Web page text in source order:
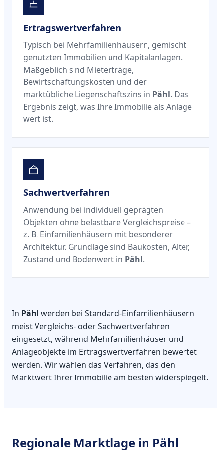
Ertragswertverfahren
Typisch bei Mehrfamilienhäusern, gemischt
genutzten Immobilien und Kapitalanlagen.
Maßgeblich sind Mieterträge,
Bewirtschaftungskosten und der
marktübliche Liegenschaftszins in Pähl. Das
Ergebnis zeigt, was Ihre Immobilie als Anlage
wert ist.
Sachwertverfahren
Anwendung bei individuell geprägten
Objekten ohne belastbare Vergleichspreise –
z. B. Einfamilienhäusern mit besonderer
Architektur. Grundlage sind Baukosten, Alter,
Zustand und Bodenwert in Pähl.
In Pähl werden bei Standard-Einfamilienhäusern
meist Vergleichs- oder Sachwertverfahren
eingesetzt, während Mehrfamilienhäuser und
Anlageobjekte im Ertragswertverfahren bewertet
werden. Wir wählen das Verfahren, das den
Marktwert Ihrer Immobilie am besten widerspiegelt.
Regionale Marktlage in Pähl